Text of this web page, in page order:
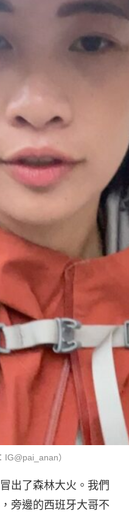
）
出了森林大火。我們
旁邊的西班牙大哥不